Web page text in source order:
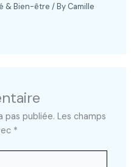
& Bien-être / By Camille
pas publiée. Les champs
*